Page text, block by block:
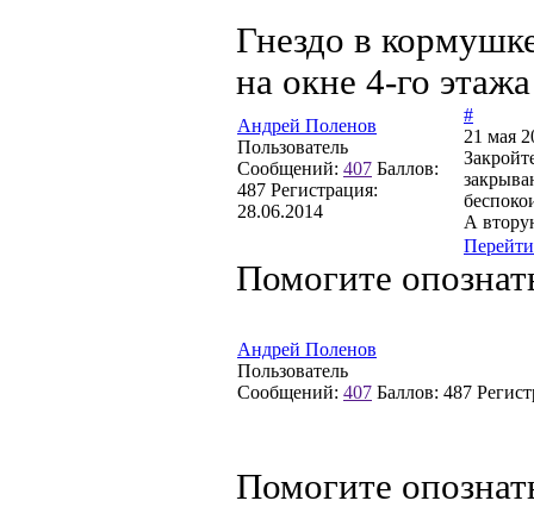
Гнездо в
на окне 4-го этажа
Андрей Поленов
Пользователь
Сообщений: 407 Баллов:
487 Регистрация:
28.06.2014
#
21 мая
А
Перейти
Помогите
Андрей Поленов
Пользователь
Сообщений: 407 Баллов: 487
Помогите